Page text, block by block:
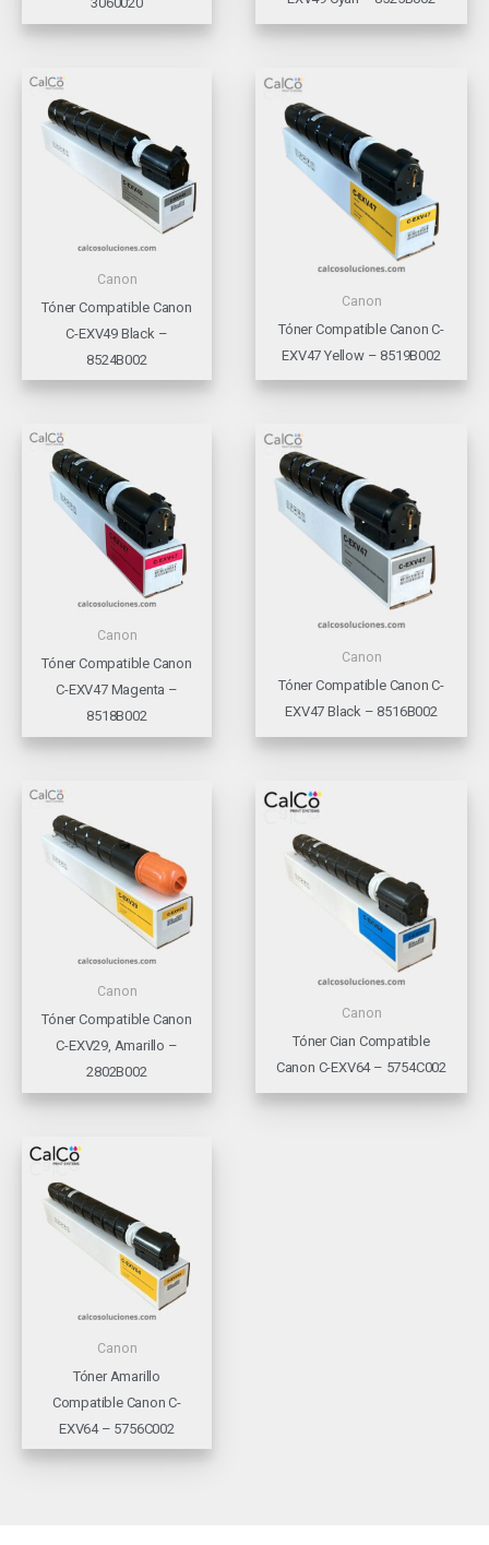
Canon
Tóner Compatible Canon
C-EXV49 Black –
8524B002
Canon
Tóner Compatible Canon C-
EXV47 Yellow – 8519B002
Canon
Tóner Compatible Canon
C-EXV47 Magenta –
8518B002
Canon
Tóner Compatible Canon C-
EXV47 Black – 8516B002
Canon
Tóner Compatible Canon
C-EXV29, Amarillo –
2802B002
Canon
Tóner Cian Compatible
Canon C-EXV64 – 5754C002
Canon
Tóner Amarillo
Compatible Canon C-
EXV64 – 5756C002